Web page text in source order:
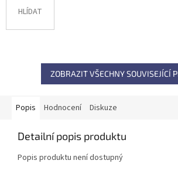
HLÍDAT
ZOBRAZIT VŠECHNY SOUVISEJÍCÍ
Popis Hodnocení Diskuze
Detailní popis produktu
Popis produktu není dostupný